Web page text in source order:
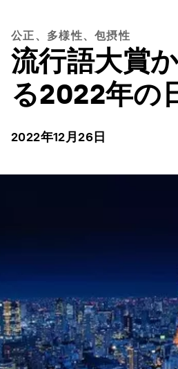
公正、多様性、包摂性
流行語大賞
る2022年の
2022年12月26日